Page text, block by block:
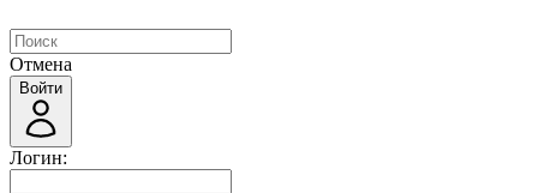
Отмена
Войти
Логин: